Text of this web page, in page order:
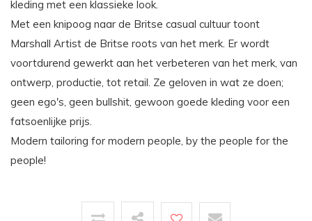
kleding met een klassieke look.
Met een knipoog naar de Britse casual cultuur toont
Marshall Artist de Britse roots van het merk. Er wordt
voortdurend gewerkt aan het verbeteren van het merk, van
ontwerp, productie, tot retail. Ze geloven in wat ze doen;
geen ego's, geen bullshit, gewoon goede kleding voor een
fatsoenlijke prijs.
Modern tailoring for modern people, by the people for the
people!